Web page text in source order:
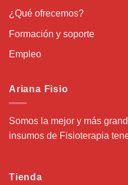
¿Qué ofrecemos?
Formación y soporte
Empleo
Ariana Fisio
Somos la mejor y más
insumos de Fisioterapia
Tienda